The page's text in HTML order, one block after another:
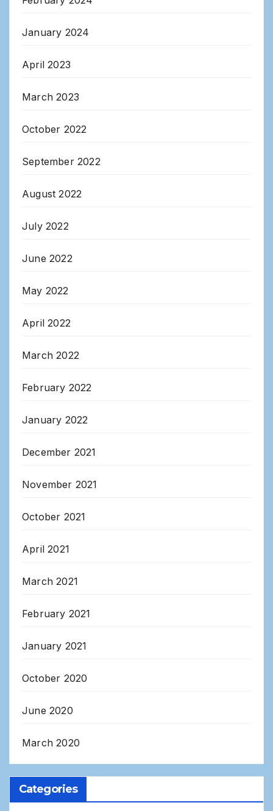
January 2024
April 2023
March 2023
October 2022
September 2022
August 2022
July 2022
June 2022
May 2022
April 2022
March 2022
February 2022
January 2022
December 2021
November 2021
October 2021
April 2021
March 2021
February 2021
January 2021
October 2020
June 2020
March 2020
Categories